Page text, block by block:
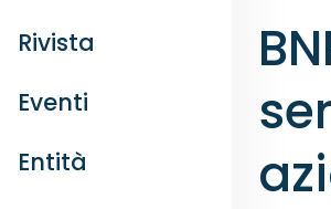
Rivista
Eventi
Entità